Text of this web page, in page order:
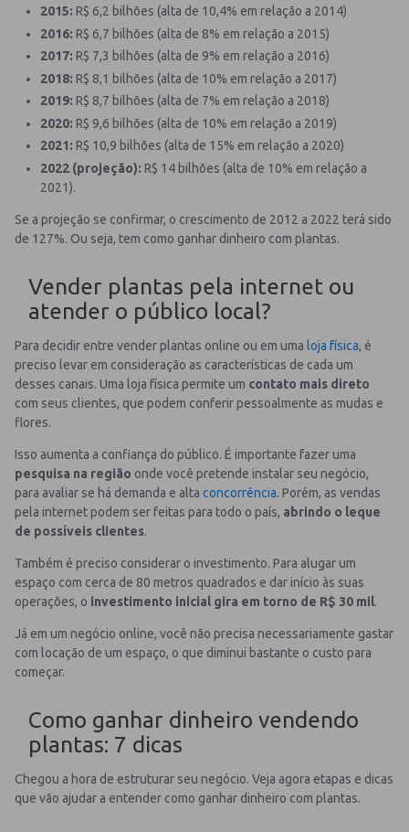
2015: R$ 6,2 bilhões (alta de 10,4% em relação a 2014)
2016: R$ 6,7 bilhões (alta de 8% em relação a 2015)
2017: R$ 7,3 bilhões (alta de 9% em relação a 2016)
2018: R$ 8,1 bilhões (alta de 10% em relação a 2017)
2019: R$ 8,7 bilhões (alta de 7% em relação a 2018)
2020: R$ 9,6 bilhões (alta de 10% em relação a 2019)
2021: R$ 10,9 bilhões (alta de 15% em relação a 2020)
2022 (projeção): R$ 14 bilhões (alta de 10% em relação a
2021).
Se a projeção se confirmar, o crescimento de 2012 a 2022 terá sido
de 127%. Ou seja, tem como ganhar dinheiro com plantas.
Vender plantas pela internet ou
atender o público local?
Para decidir entre vender plantas online ou em uma loja física, é
preciso levar em consideração as características de cada um
desses canais. Uma loja física permite um contato mais direto
com seus clientes, que podem conferir pessoalmente as mudas e
flores.
Isso aumenta a confiança do público. É importante fazer uma
pesquisa na região onde você pretende instalar seu negócio,
para avaliar se há demanda e alta concorrência. Porém, as vendas
pela internet podem ser feitas para todo o país, abrindo o leque
de possíveis clientes.
Também é preciso considerar o investimento. Para alugar um
espaço com cerca de 80 metros quadrados e dar início às suas
operações, o investimento inicial gira em torno de R$ 30 mil.
Já em um negócio online, você não precisa necessariamente gastar
com locação de um espaço, o que diminui bastante o custo para
começar.
Como ganhar dinheiro vendendo
plantas: 7 dicas
Chegou a hora de estruturar seu negócio. Veja agora etapas e dicas
que vão ajudar a entender como ganhar dinheiro com plantas.